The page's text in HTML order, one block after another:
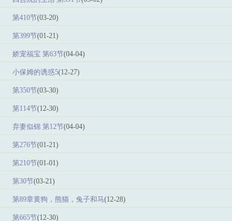
第410节(03-20)
第399节(01-21)
娇宠福宝 第63节(04-04)
小保姆的诱惑5(12-27)
第350节(03-30)
第114节(12-30)
弃妻似锦 第12节(04-04)
第276节(01-21)
第210节(01-01)
第30节(03-21)
第89章黄狗，熊猫，兔子和马(12-28)
第665节(12-30)